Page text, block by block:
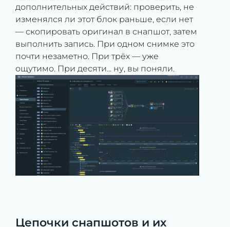
дополнительных действий: проверить, не
изменялся ли этот блок раньше, если нет
— скопировать оригинал в снапшот, затем
выполнить запись. При одном снимке это
почти незаметно. При трёх — уже
ощутимо. При десяти... ну, вы поняли.
Цепочки снапшотов и их